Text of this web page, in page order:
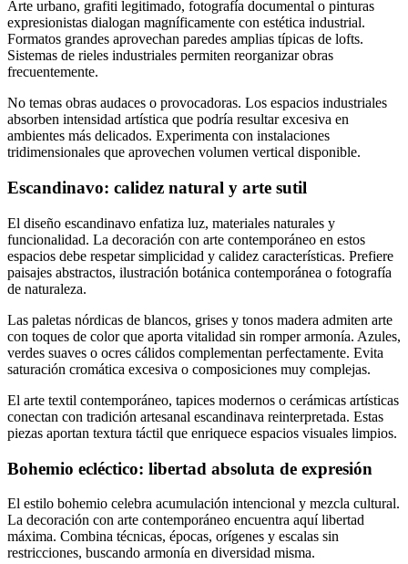
Arte urbano, grafiti legitimado, fotografía documental o pinturas
expresionistas dialogan magníficamente con estética industrial.
Formatos grandes aprovechan paredes amplias típicas de lofts.
Sistemas de rieles industriales permiten reorganizar obras
frecuentemente.
No temas obras audaces o provocadoras. Los espacios industriales
absorben intensidad artística que podría resultar excesiva en
ambientes más delicados. Experimenta con instalaciones
tridimensionales que aprovechen volumen vertical disponible.
Escandinavo: calidez natural y arte sutil
El diseño escandinavo enfatiza luz, materiales naturales y
funcionalidad. La decoración con arte contemporáneo en estos
espacios debe respetar simplicidad y calidez características. Prefiere
paisajes abstractos, ilustración botánica contemporánea o fotografía
de naturaleza.
Las paletas nórdicas de blancos, grises y tonos madera admiten arte
con toques de color que aporta vitalidad sin romper armonía. Azules,
verdes suaves o ocres cálidos complementan perfectamente. Evita
saturación cromática excesiva o composiciones muy complejas.
El arte textil contemporáneo, tapices modernos o cerámicas artísticas
conectan con tradición artesanal escandinava reinterpretada. Estas
piezas aportan textura táctil que enriquece espacios visuales limpios.
Bohemio ecléctico: libertad absoluta de expresión
El estilo bohemio celebra acumulación intencional y mezcla cultural.
La decoración con arte contemporáneo encuentra aquí libertad
máxima. Combina técnicas, épocas, orígenes y escalas sin
restricciones, buscando armonía en diversidad misma.